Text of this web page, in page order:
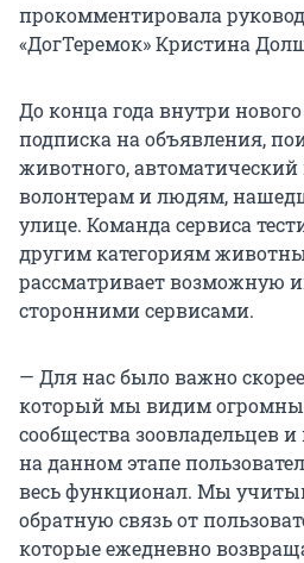
прокомментировала
«ДогТеремок» Кристина
До конца года внутри нового
подписка на объявления,
животного,
волонтерам и людям,
улице. Команда сервиса
другим категориям
рассматривает возможную
сторонними сервисами.
— Для нас было важно
который мы видим
сообщества зоовладельцев
на данном этапе
весь функционал. Мы
обратную связь от
которые ежедневно